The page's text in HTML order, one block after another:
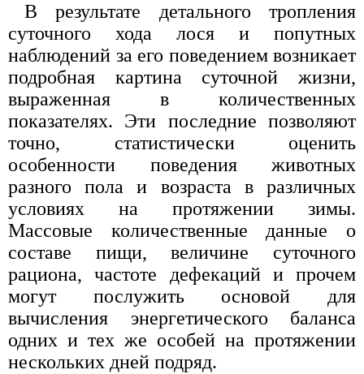
В результате детального тропления
суточного хода лося и попутных
наблюдений за его поведением возникает
подробная картина суточной жизни,
выраженная в количественных
показателях. Эти последние позволяют
точно, статистически оценить
особенности поведения животных
разного пола и возраста в различных
условиях на протяжении зимы.
Массовые количественные данные о
составе пищи, величине суточного
рациона, частоте дефекаций и прочем
могут послужить основой для
вычисления энергетического баланса
одних и тех же особей на протяжении
нескольких дней подряд.